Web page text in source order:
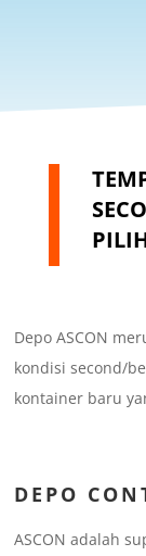
Depo ASCON
kondisi second/
kontainer baru
DEPO
ASCON adalah